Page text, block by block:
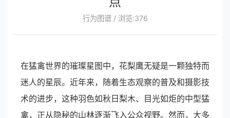
行为图谱 / 浏览:376
在猛禽世界的璀璨星图中，花梨鹰无疑是一颗独特而
迷人的星辰。近年来，随着生态观察的普及和摄影技
术的进步，这种羽色如秋日梨木、目光如炬的中型猛
禽，正从隐秘的山林逐渐飞入公众视野。然而，大多